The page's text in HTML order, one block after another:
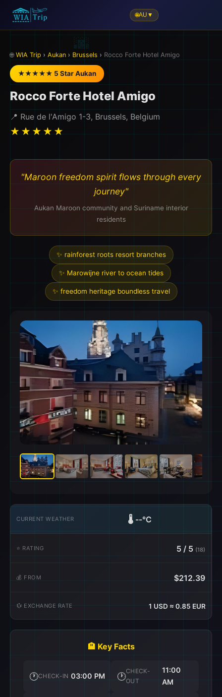
🌐AU ▼
🌐 WIA Trip › Aukan › Brussels › Rocco Forte Hotel Amigo
★★★★★ 5 Star Aukan
Rocco Forte Hotel Amigo
📍 Rue de l'Amigo 1-3, Brussels, Belgium
★★★★★
"Maroon freedom spirit flows through every
journey"
Aukan Maroon community and Suriname interior
residents
✨ rainforest roots resort branches
✨ Marowijne river to ocean tides
✨ freedom heritage boundless travel
CURRENT WEATHER 🌡️ --°C
⭐ RATING 5 / 5 (18)
💰 FROM $212.39
💱 EXCHANGE RATE 1 USD ≈ 0.85 EUR
🏨 Key Facts
🕐CHECK-IN 03:00 PM 🕐CHECK-
OUT
11:00
AM